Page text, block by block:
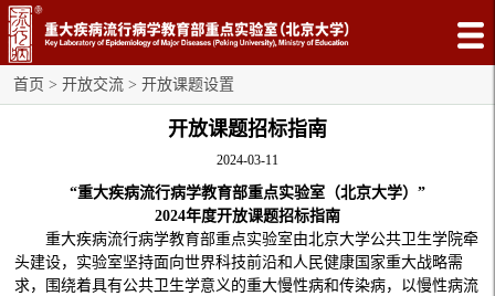
首页 > 开放交流 > 开放课题设置
开放课题招标指南
2024-03-11
“重大疾病流行病学教育部重点实验室（北京大学）”
2024年度开放课题招标指南
重大疾病流行病学教育部重点实验室由北京大学公共卫生学院牵
头建设，实验室坚持面向世界科技前沿和人民健康国家重大战略需
求，围绕着具有公共卫生学意义的重大慢性病和传染病，以慢性病流